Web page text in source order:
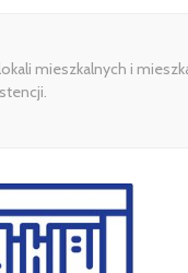
mieszkalnych i